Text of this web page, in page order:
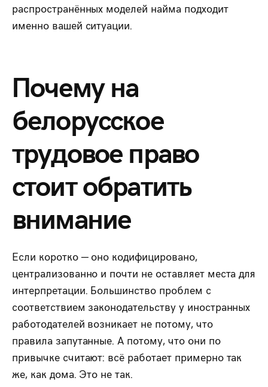
распространённых моделей найма подходит
именно вашей ситуации.
Почему на
белорусское
трудовое право
стоит обратить
внимание
Если коротко — оно кодифицировано,
централизованно и почти не оставляет места для
интерпретации. Большинство проблем с
соответствием законодательству у иностранных
работодателей возникает не потому, что
правила запутанные. А потому, что они по
привычке считают: всё работает примерно так
же, как дома. Это не так.